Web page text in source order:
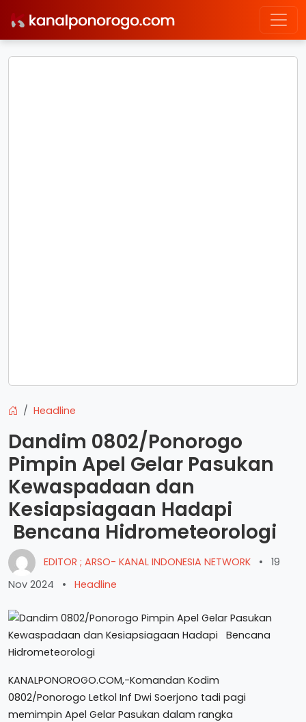
Headline
Dandim 0802/Ponorogo
Pimpin Apel Gelar Pasukan
Kewaspadaan dan
Kesiapsiagaan Hadapi
Bencana Hidrometeorologi
EDITOR ; ARSO- KANAL INDONESIA NETWORK •
19
Nov 2024
• Headline
KANALPONOROGO.COM,-Komandan Kodim
0802/Ponorogo Letkol Inf Dwi Soerjono tadi pagi
memimpin Apel Gelar Pasukan dalam rangka